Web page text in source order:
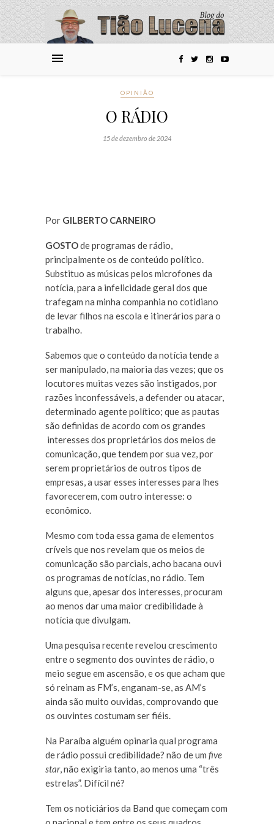
OPINIÃO
O RÁDIO
15 de dezembro de 2024
Por GILBERTO CARNEIRO
GOSTOde programas de rádio,
principalmente os de conteúdo político.
Substituo as músicas pelos microfones da
notícia, para a infelicidade geral dos que
trafegam na minha companhia no cotidiano
de levar filhos na escola e itinerários para o
trabalho.
Sabemos que o conteúdo da notícia tende a
ser manipulado, na maioria das vezes; que os
locutores muitas vezes são instigados, por
razões inconfessáveis, a defender ou atacar,
determinado agente político; que as pautas
são definidas de acordo com os grandes
interesses dos proprietários dos meios de
comunicação, que tendem por sua vez, por
serem proprietários de outros tipos de
empresas, a usar esses interesses para lhes
favorecerem, com outro interesse: o
econômico.
Mesmo com toda essa gama de elementos
críveis que nos revelam que os meios de
comunicação são parciais, acho bacana ouvi
os programas de notícias, no rádio. Tem
alguns que, apesar dos interesses, procuram
ao menos dar uma maior credibilidade à
notícia que divulgam.
Uma pesquisa recente revelou crescimento
entre o segmento dos ouvintes de rádio, o
meio segue em ascensão, e os que acham que
só reinam as FM’s, enganam-se, as AM’s
ainda são muito ouvidas, comprovando que
os ouvintes costumam ser fiéis.
Na Paraíba alguém opinaria qual programa
de rádio possui credibilidade? não de um five
star, não exigiria tanto, ao menos uma “três
estrelas”. Difícil né?
Tem os noticiários da Band que começam com